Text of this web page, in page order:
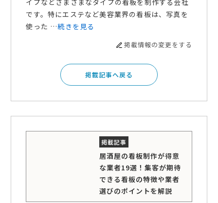
イプなどさまざまなタイプの看板を制作する会社
です。特にエステなど美容業界の看板は、写真を
使った …続きを見る
掲載情報の変更をする
掲載記事へ戻る
居酒屋の看板制作が得意
な業者19選！集客が期待
できる看板の特徴や業者
選びのポイントを解説